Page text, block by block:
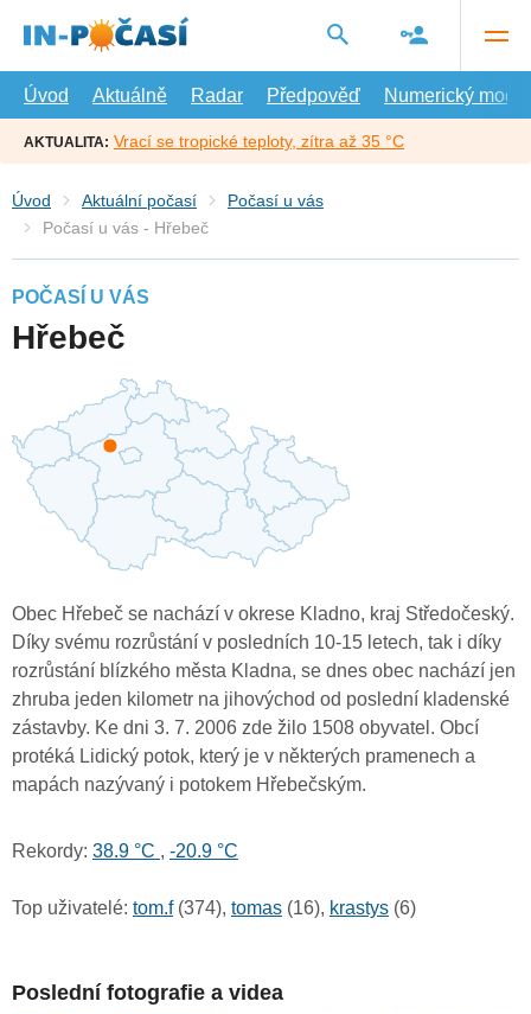
hlavní
Úvod
Aktuálně Radar Předpověď Numerický model
AKTUALITA: Vrací se tropické teploty, zítra až 35 °C
Úvod Aktuální počasí
Počasí u vás
Počasí u vás - Hřebeč
POČASÍ U VÁS
Hřebeč
Obec Hřebeč se nachází v okrese Kladno, kraj Středočeský.
Díky svému rozrůstání v posledních 10-15 letech, tak i díky
rozrůstání blízkého města Kladna, se dnes obec nachází jen
zhruba jeden kilometr na jihovýchod od poslední kladenské
zástavby. Ke dni 3. 7. 2006 zde žilo 1508 obyvatel. Obcí
protéká Lidický potok, který je v některých pramenech a
mapách nazývaný i potokem Hřebečským.
Rekordy: 38.9 °C , -20.9 °C
Top uživatelé: tom.f(374), tomas (16), krastys (6)
Poslední fotografie a videa